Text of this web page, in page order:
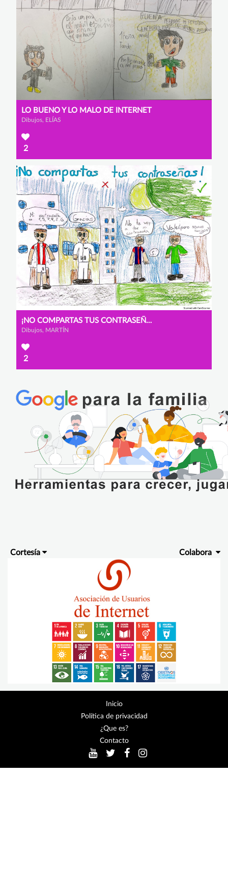
LO BUENO Y LO MALO DE INTERNET
Dibujos, ELÍAS
2
¡NO COMPARTAS TUS CONTRASEÑAS!
Dibujos, MARTÍN
2
Cortesía Colabora
Inicio
Política de privacidad
¿Que es?
Contacto